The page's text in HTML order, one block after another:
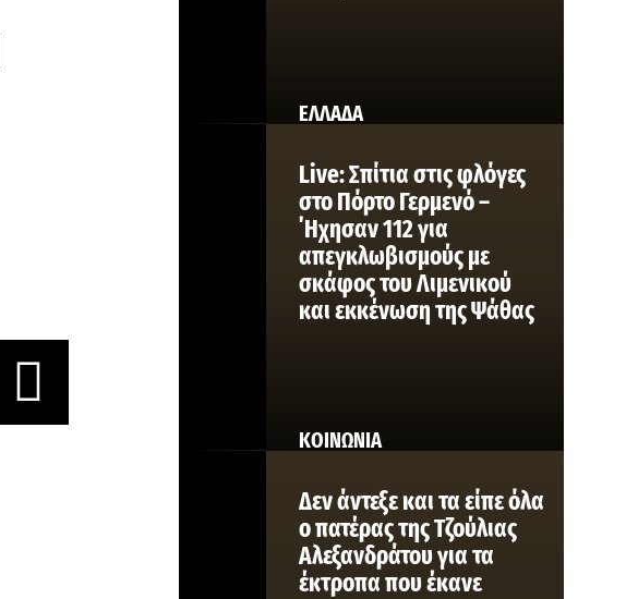
ΕΛΛΑΔΑ
ΚΟΙΝΩΝΙΑ
Live: Σπίτια στις φλόγες
στο Πόρτο Γερμενό –
΄Ηχησαν 112 για
απεγκλωβισμούς με
σκάφος του Λιμενικού
και εκκένωση της Ψάθας
Δεν άντεξε και τα είπε όλα
ο πατέρας της Τζούλιας
Αλεξανδράτου για τα
έκτροπα που έκανε